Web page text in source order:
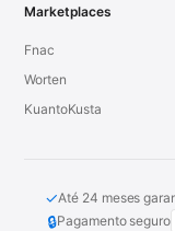
Marketplaces
Fnac
Worten
KuantoKusta
✓Até 24 meses
🔒Pagamento seguro